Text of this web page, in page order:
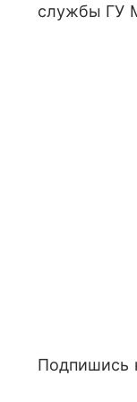
службы ГУ
Подпишись